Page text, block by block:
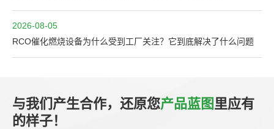
2026-08-05
RCO催化燃烧设备为什么受到工厂关注？它到底解决了什么问题
与我们产生合作，还原您产品蓝图里应有
的样子！